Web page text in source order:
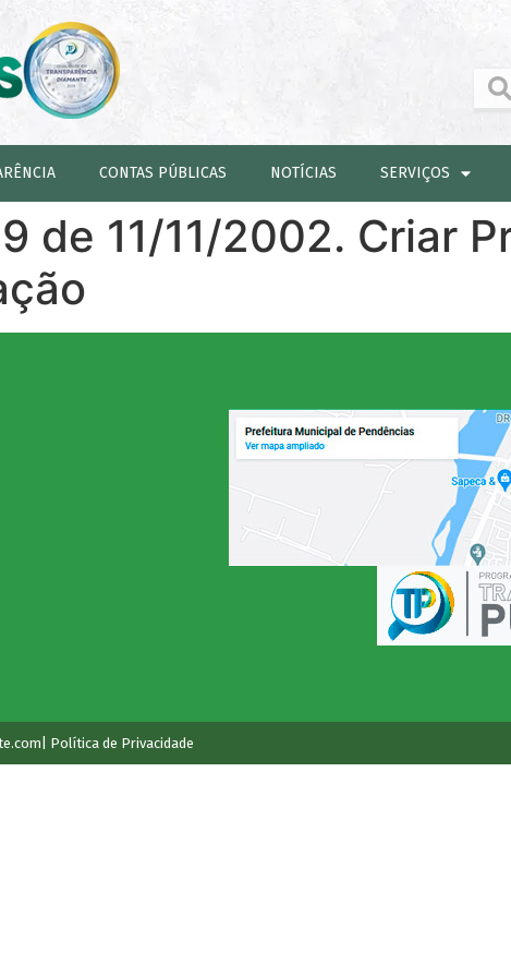
CONTAS PÚBLICAS NOTÍCIAS SERVIÇOS
de 11/11/2002. Criar
| Política de Privacidade